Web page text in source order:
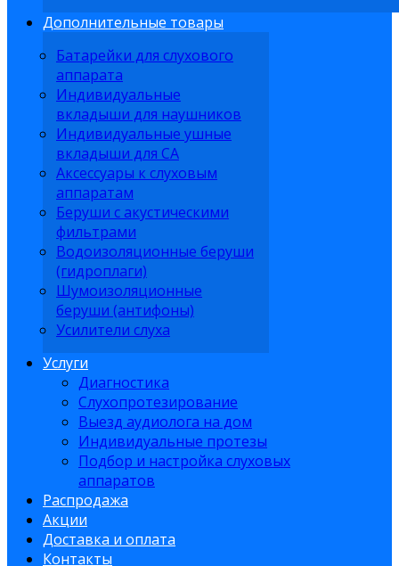
Дополнительные товары
Батарейки для слухового
аппарата
Индивидуальные
вкладыши для наушников
Индивидуальные ушные
вкладыши для СА
Аксессуары к слуховым
аппаратам
Беруши с акустическими
фильтрами
Водоизоляционные беруши
(гидроплаги)
Шумоизоляционные
беруши (антифоны)
Усилители слуха
Услуги
Диагностика
Слухопротезирование
Выезд аудиолога на дом
Индивидуальные протезы
Подбор и настройка слуховых
аппаратов
Распродажа
Акции
Доставка и оплата
Контакты